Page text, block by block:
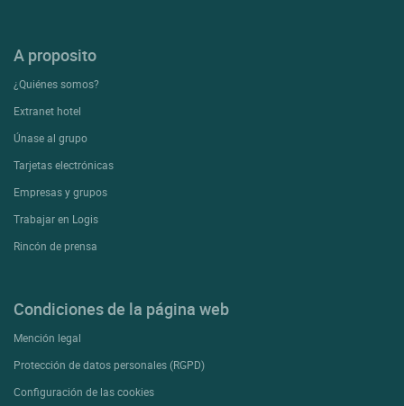
A proposito
¿Quiénes somos?
Extranet hotel
Únase al grupo
Tarjetas electrónicas
Empresas y grupos
Trabajar en Logis
Rincón de prensa
Condiciones de la página web
Mención legal
Protección de datos personales (RGPD)
Configuración de las cookies